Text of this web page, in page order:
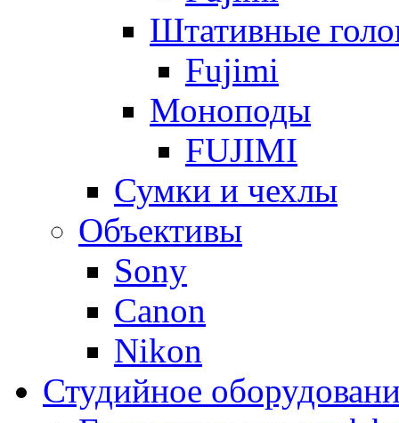
Штативные
Fujimi
Моноподы
FUJIMI
Сумки и чехлы
Объективы
Sony
Canon
Nikon
Студийное